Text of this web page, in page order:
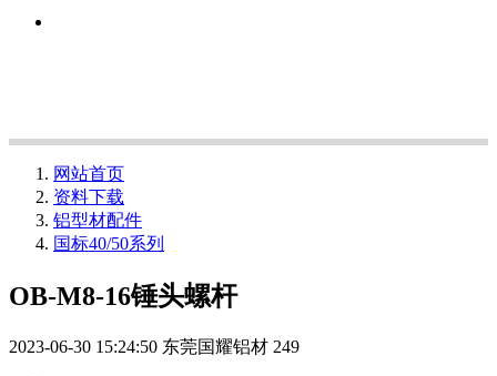
网站首页
资料下载
铝型材配件
国标40/50系列
OB-M8-16锤头螺杆
2023-06-30 15:24:50 东莞国耀铝材 249